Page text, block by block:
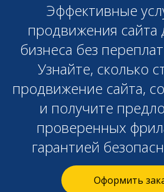
Эффективные
продвижения сайта
бизнеса без
Узнайте, сколько
продвижение сайта,
и получите
проверенных
гарантией
Оформить